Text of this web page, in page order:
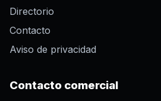
Directorio
Contacto
Aviso de privacidad
Contacto comercial